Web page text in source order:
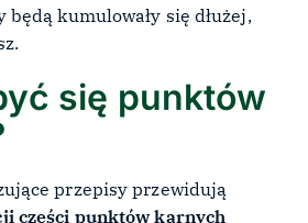
kumulowały się dłużej,
się punktów
przepisy przewidują
części punktów karnych